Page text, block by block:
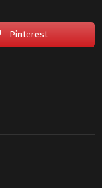
Pinterest